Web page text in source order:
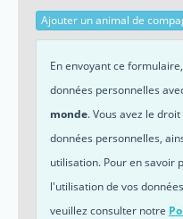
Ajouter un animal de
En envoyant ce
données personnelles
monde. Vous avez le
données personnelles,
utilisation. Pour en savoir
l'utilisation de vos
veuillez consulter notre